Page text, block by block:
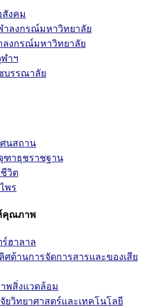
งคม
าลงกรณ์มหาวิทยาลัย
ลงกรณ์มหาวิทยาลัย
าฯ
บรรณาลัย
นสถาน
าธุชราชฐาน
วิต
พร
คุณภาพ
ฮาลาล
ศด้านการจัดการสารและของเสีย
พสิ่งแวดล้อม
ยวิทยาศาสตร์และเทคโนโลยี